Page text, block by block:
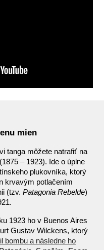
mien
tanga môžete natrafiť na
– 1923). Ide o úplne
plukovníka, ktorý
krvavým potlačením
(tzv. Patagonia Rebelde)
1923 ho v Buenos Aires
Gustav Wilckens, ktorý
bombu a následne ho